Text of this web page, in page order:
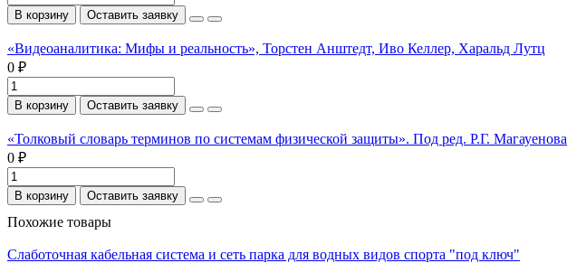
В корзину Оставить заявку
«Видеоаналитика: Мифы и реальность», Торстен Анштедт, Иво Келлер, Харальд Лутц
0 ₽
В корзину Оставить заявку
«Толковый словарь терминов по системам физической защиты». Под ред. Р.Г. Магауенова
0 ₽
В корзину Оставить заявку
Похожие товары
Слаботочная кабельная система и сеть парка для водных видов спорта "под ключ"